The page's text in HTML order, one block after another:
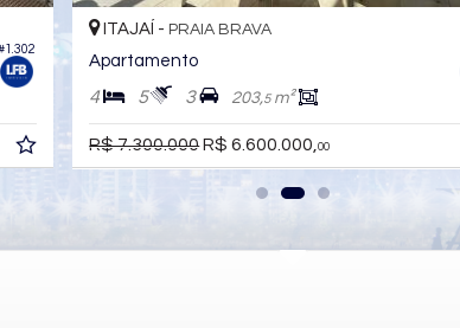
ITAJAÍ - PRAIA BRAVA
Apartamento
3 203, m²
R$ 7.300.000R$ 6.600.000,00